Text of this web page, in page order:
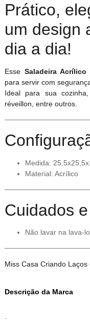
Prático,
um design
dia a dia!
Esse Saladeira
para servir com
Ideal para sua
réveillon, entre outros.
Medida:
Material: Acrílico
Cuidados
Não lavar na lava-
Miss Casa Criando Laços
Descrição da Marca